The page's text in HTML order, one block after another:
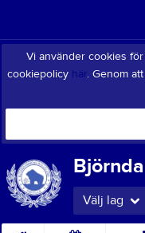
Vi använder cookies
cookiepolicy här. Genom
Välj lag